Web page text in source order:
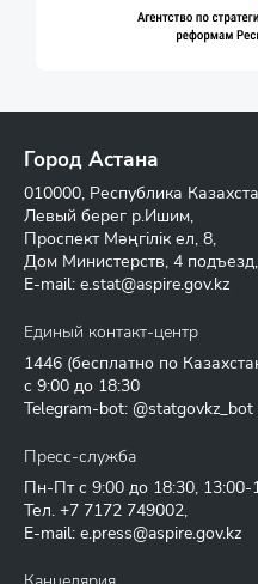
Город Астана
010000, Республика
Левый берег р.Ишим,
Проспект Мәңгілік ел, 8,
Дом Министерств, 4 подъезд,
E-mail: e.stat@aspire.gov.kz
Единый контакт-центр
1446 (бесплатно по
с 9:00 до 18:30
Telegram-bot: @statgovkz_bot
Пресс-служба
Пн-Пт с 9:00 до 18:30,
Тел. +7 7172 749002,
E-mail: e.press@aspire.gov.kz